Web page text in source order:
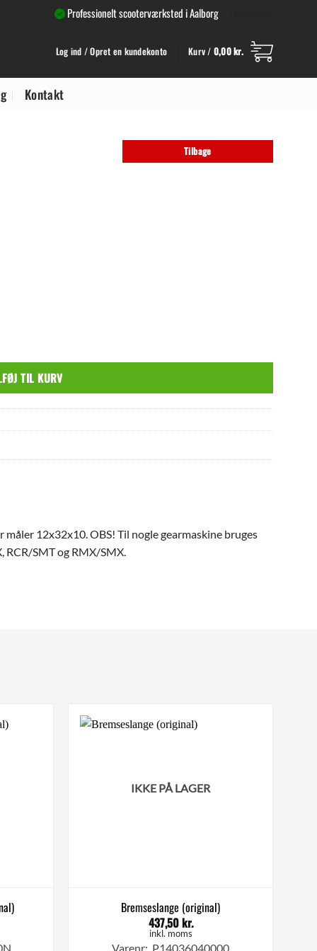
Professionelt scooterværksted i Aalborg
Log ind / Opret en kundekonto Kurv / 0,00kr.
Kontakt
Tilbage
TIL KURV
12x32x10. OBS! Til nogle gearmaskine bruges
RCR/SMT og RMX/SMX.
IKKE PÅ LAGER
Bremseslange (original)
437,50kr.
inkl. moms
Varenr: P14036040000